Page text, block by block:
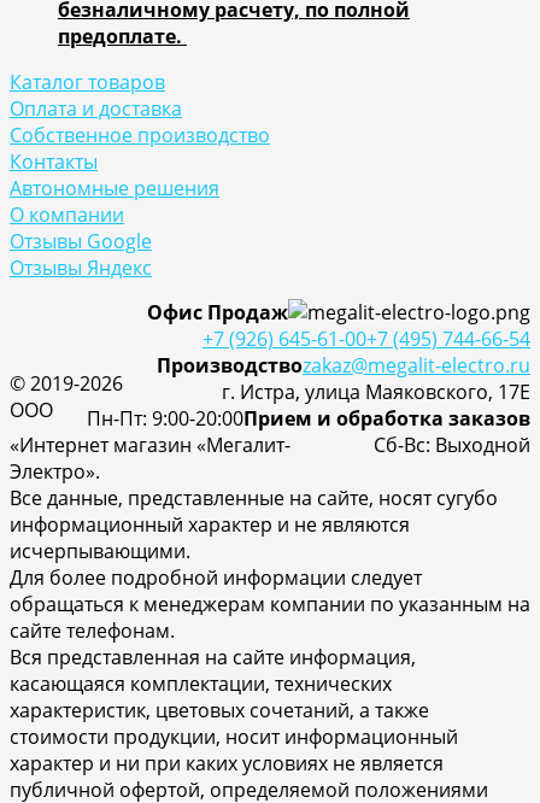
безналичному расчету, по полной
предоплате.
Каталог товаров
Оплата и доставка
Собственное производство
Контакты
Автономные решения
О компании
Отзывы Google
Отзывы Яндекс
Офис Продаж
+7 (495) 744-66-54
+7 (926) 645-61-00
zakaz@megalit-electro.ru
Производство
г. Истра, улица Маяковского, 17Е
Прием и обработка заказов
Пн-Пт: 9:00-20:00
Cб-Вс: Выходной
© 2019-2026
ООО
«Интернет магазин «Мегалит-
Электро».
Все данные, представленные на сайте, носят сугубо
информационный характер и не являются
исчерпывающими.
Для более подробной информации следует
обращаться к менеджерам компании по указанным на
сайте телефонам.
Вся представленная на сайте информация,
касающаяся комплектации, технических
характеристик, цветовых сочетаний, а также
стоимости продукции, носит информационный
характер и ни при каких условиях не является
публичной офертой, определяемой положениями